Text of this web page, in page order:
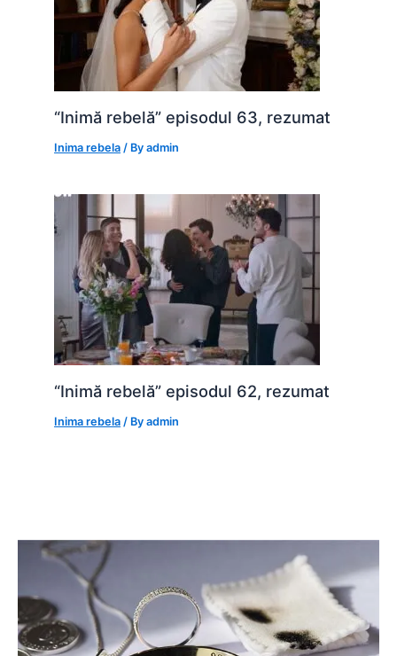
“Inimă rebelă” episodul 63, rezumat
Inima rebela / Byadmin
“Inimă rebelă” episodul 62, rezumat
Inima rebela / Byadmin